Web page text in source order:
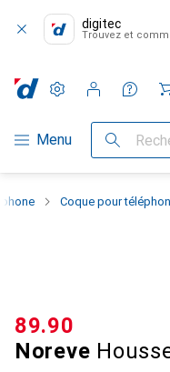
digitec
Trouvez et
Navigation par catégorie
Menu Recherche
Paramètres
Compte client
Listes de
Listes d'envies
Panier
Coque pour
Noreve
CHF
89.90